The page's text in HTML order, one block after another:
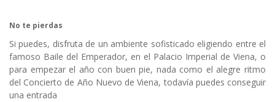
No te pierdas
Si puedes, disfruta de un ambiente sofisticado eligiendo entre el
famoso Baile del Emperador, en el Palacio Imperial de Viena, o
para empezar el año con buen pie, nada como el alegre ritmo
del Concierto de Año Nuevo de Viena, todavía puedes conseguir
una entrada